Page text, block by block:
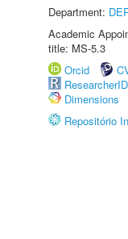
Department:
Academic
title: MS-5.3
Orcid
ResearcherID
Dimensions
Repositório